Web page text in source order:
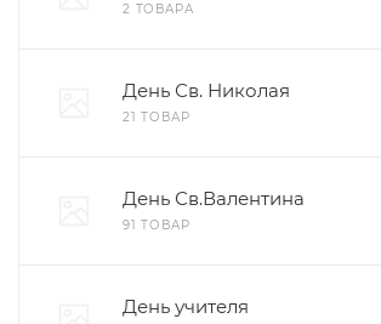
2 ТОВАРА
День Св. Николая
21 ТОВАР
День Св.Валентина
91 ТОВАР
День учителя